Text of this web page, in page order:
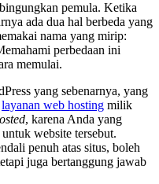
pemula. Ketika
ada dua hal berbeda yang
nama yang mirip:
perbedaan ini
memulai.
yang sebenarnya, yang
layanan web hosting milik
, karena Anda yang
website tersebut.
penuh atas situs, boleh
juga bertanggung jawab